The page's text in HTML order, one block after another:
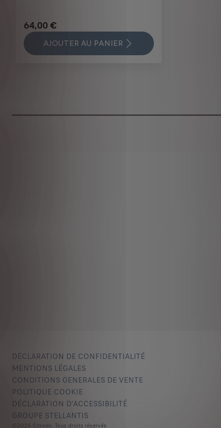
64,00 €
AJOUTER AU PANIER
DÉCLARATION DE CONFIDENTIALITÉ
MENTIONS LÉGALES
CONDITIONS GENERALES DE VENTE
POLITIQUE COOKIE
DÉCLARATION D'ACCESSIBILITÉ
GROUPE STELLANTIS
©2025 Citroen. Tous droits réservés